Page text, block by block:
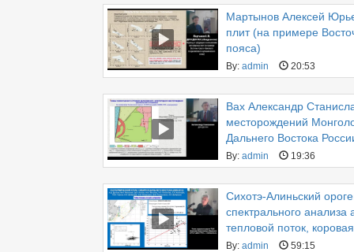
Мартынов Алексей
плит (на примере
пояса)
By: admin 20:53
Вах Александр
месторождений
Дальнего Востока
By: admin 19:36
Сихотэ-Алиньский
спектрального анализа
тепловой поток,
By: admin 59:15